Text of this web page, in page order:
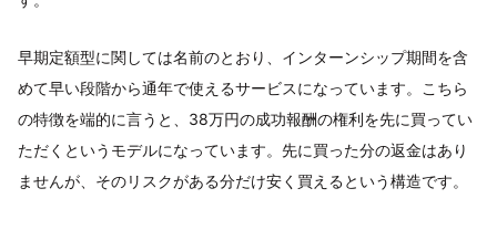
早期定額型に関しては名前のとおり、インターンシップ期間を含
めて早い段階から通年で使えるサービスになっています。こちら
の特徴を端的に言うと、38万円の成功報酬の権利を先に買ってい
ただくというモデルになっています。先に買った分の返金はあり
ませんが、そのリスクがある分だけ安く買えるという構造です。